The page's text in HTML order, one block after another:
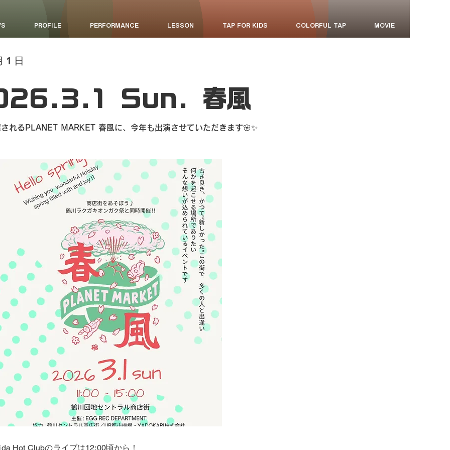
PROFILE PERFORMANCE LESSON TAP FOR KIDS COLORFUL TAP MOVIE
1日
Sun. 春風
れるPLANET MARKET 春風に、今年も出演させていただきます🌸✨
Hot Clubのライブは12:00頃から！